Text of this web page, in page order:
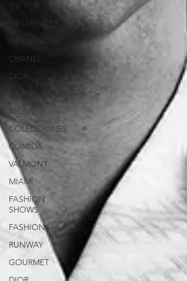
TIK TOK
INFLUENCER
INFLUENCER
CHANEL
DIOR
MILAN
COLECCIONES
COMIDA
VALMONT
MIAMI
FASHION
SHOWS
FASHION
RUNWAY
GOURMET